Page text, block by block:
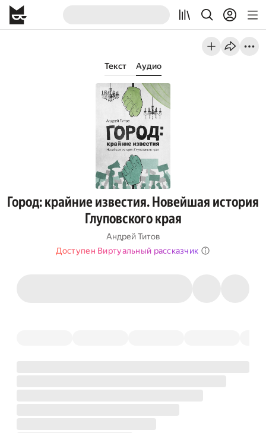
Текст Аудио
Город: крайние известия. Новейшая история
Глуповского края
Андрей Титов
Доступен Виртуальный рассказчик